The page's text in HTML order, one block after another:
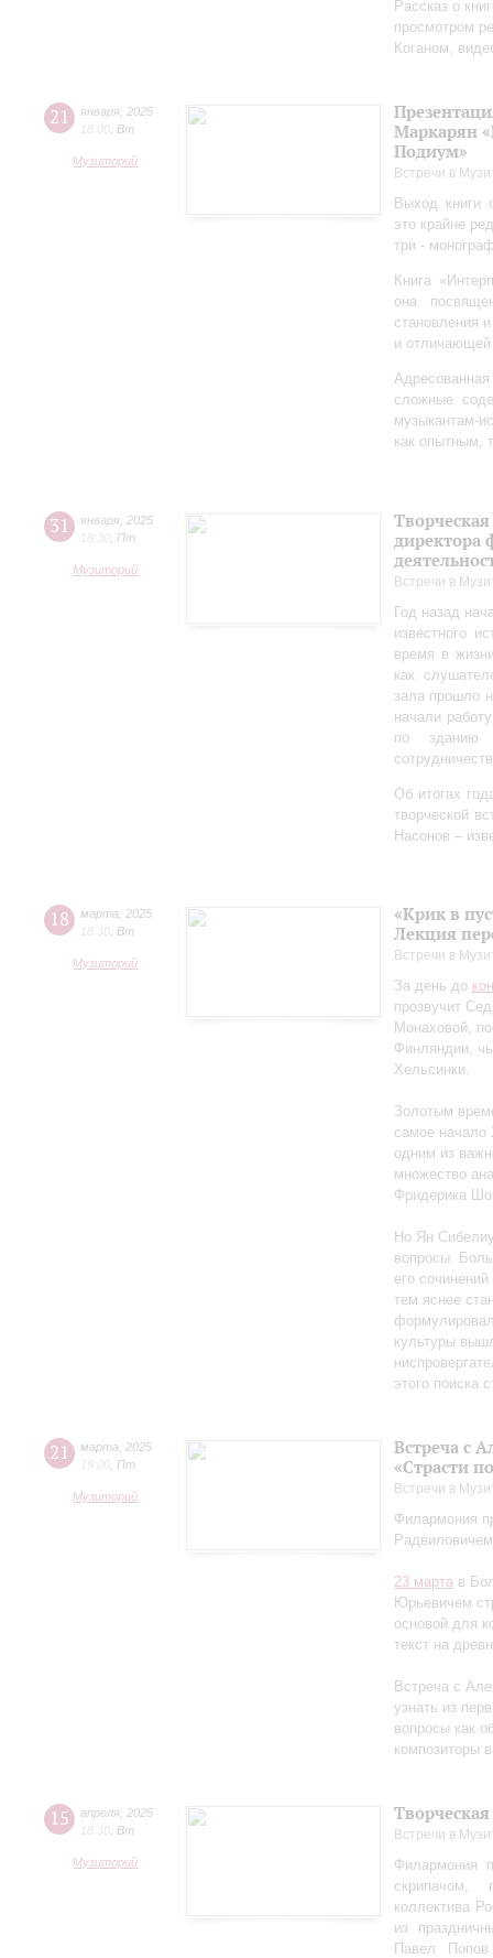
Рассказ о
просмотром
Коганом,
21 января 2025
18:00 Вт
Музиторий
Маркарян
Подиум»
Встречи в
Выход книги
это крайне
три -
Книга
она
становления
и отличающей
сложные
музыкантам-
как опытным,
31 января 2025
18:30 Пт
Музиторий
директора
Встречи в
Год назад
известного
время в
как
зала прошло
начали
по зданию
Об итогах
творческой
Насонов –
18 марта
2025
18:30 Вт
Музиторий
«Крик в
Лекция
Встречи в
За день до
прозвучит
Монаховой,
Финляндии,
Хельсинки.
Золотым
самое начало
одним из
множество
Фридерика
Но Ян
вопросы.
его
тем яснее
культуры
этого поиска
21 марта
2025
19:00 Пт
Музиторий
Встреча с
«Страсти
Встречи в
Филармония
23 марта в
Юрьевичем
основой для
текст на
Встреча с
узнать из
вопросы как
композиторы
15 апреля 2025
18:30 Вт
Музиторий
Встречи в
Филармония
скрипачом,
коллектива
из
Павел